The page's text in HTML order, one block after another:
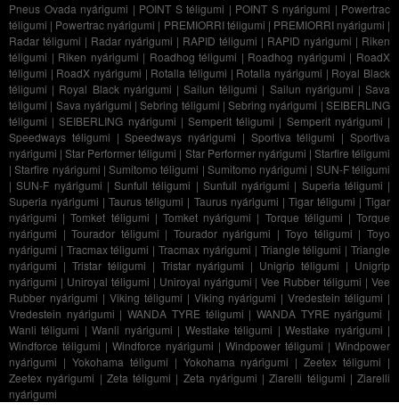
Pneus Ovada nyárigumi | POINT S téligumi | POINT S nyárigumi | Powertrac
téligumi | Powertrac nyárigumi | PREMIORRI téligumi | PREMIORRI nyárigumi |
Radar téligumi | Radar nyárigumi | RAPID téligumi | RAPID nyárigumi | Riken
téligumi | Riken nyárigumi | Roadhog téligumi | Roadhog nyárigumi | RoadX
téligumi | RoadX nyárigumi | Rotalla téligumi | Rotalla nyárigumi | Royal Black
téligumi | Royal Black nyárigumi |Sailun téligumi | Sailun nyárigumi |Sava
téligumi | Sava nyárigumi |Sebring téligumi |Sebring nyárigumi |SEIBERLING
téligumi |SEIBERLING nyárigumi |Semperit téligumi | Semperit nyárigumi |
Speedways téligumi |Speedways nyárigumi | Sportiva téligumi |Sportiva
nyárigumi |Star Performer téligumi | Star Performer nyárigumi | Starfire téligumi
|Starfire nyárigumi |Sumitomo téligumi | Sumitomo nyárigumi | SUN-F téligumi
|SUN-F nyárigumi | Sunfull téligumi | Sunfull nyárigumi | Superia téligumi |
Superia nyárigumi |Taurus téligumi | Taurus nyárigumi | Tigar téligumi |Tigar
nyárigumi |Tomket téligumi | Tomket nyárigumi | Torque téligumi |Torque
nyárigumi |Tourador téligumi | Tourador nyárigumi |Toyo téligumi |Toyo
nyárigumi | Tracmax téligumi |Tracmax nyárigumi | Triangle téligumi |Triangle
nyárigumi | Tristar téligumi | Tristar nyárigumi | Unigrip téligumi | Unigrip
nyárigumi | Uniroyal téligumi | Uniroyal nyárigumi |Vee Rubber téligumi |Vee
Rubber nyárigumi | Viking téligumi | Viking nyárigumi |Vredestein téligumi |
Vredestein nyárigumi |WANDA TYRE téligumi | WANDA TYRE nyárigumi |
Wanli téligumi |Wanli nyárigumi | Westlake téligumi |Westlake nyárigumi |
Windforce téligumi | Windforce nyárigumi | Windpower téligumi | Windpower
nyárigumi | Yokohama téligumi | Yokohama nyárigumi |Zeetex téligumi |
Zeetex nyárigumi | Zeta téligumi | Zeta nyárigumi |Ziarelli téligumi | Ziarelli
nyárigumi